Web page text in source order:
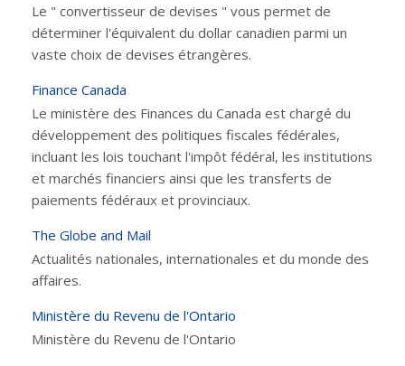
Le " convertisseur de devises " vous permet de
déterminer l'équivalent du dollar canadien parmi un
vaste choix de devises étrangères.
Finance Canada
Le ministère des Finances du Canada est chargé du
développement des politiques fiscales fédérales,
incluant les lois touchant l'impôt fédéral, les institutions
et marchés financiers ainsi que les transferts de
paiements fédéraux et provinciaux.
The Globe and Mail
Actualités nationales, internationales et du monde des
affaires.
Ministère du Revenu de l'Ontario
Ministère du Revenu de l'Ontario